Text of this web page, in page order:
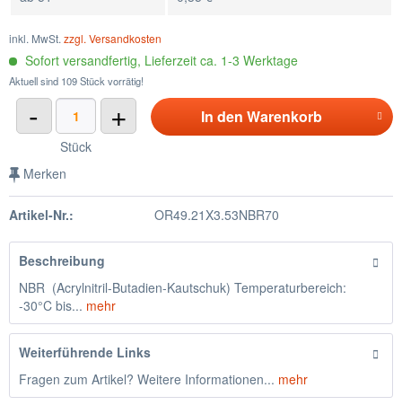
inkl. MwSt. zzgl. Versandkosten
Sofort versandfertig, Lieferzeit ca. 1-3 Werktage
Aktuell sind 109 Stück vorrätig!
- +
Stück
In den Warenkorb
Merken
Artikel-Nr.: OR49.21X3.53NBR70
Beschreibung
NBR (Acrylnitril-Butadien-Kautschuk) Temperaturbereich:
-30°C bis... mehr
Weiterführende Links
Fragen zum Artikel? Weitere Informationen... mehr